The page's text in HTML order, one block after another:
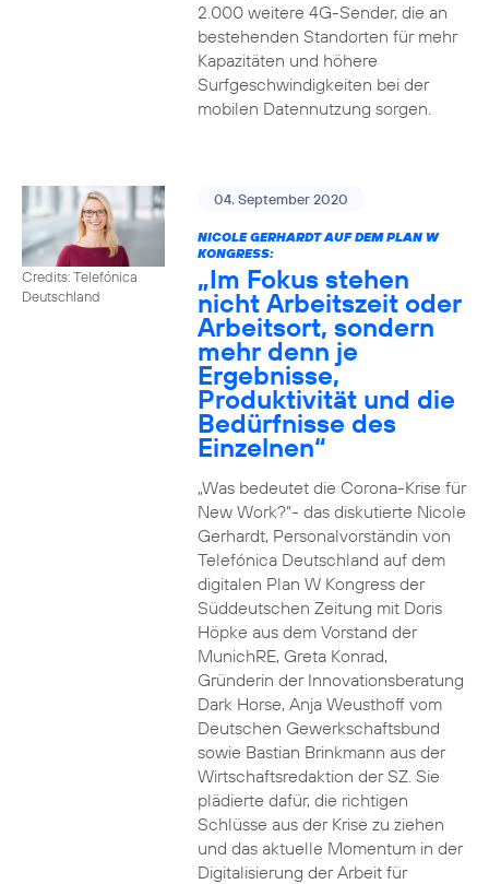
2.000 weitere 4G-Sender, die an
bestehenden Standorten für mehr
Kapazitäten und höhere
Surfgeschwindigkeiten bei der
mobilen Datennutzung sorgen.
Credits: Telefónica
Deutschland
04. September 2020
NICOLE GERHARDT AUF DEM PLAN W
KONGRESS:
„Im Fokus stehen
nicht Arbeitszeit oder
Arbeitsort, sondern
mehr denn je
Ergebnisse,
Produktivität und die
Bedürfnisse des
Einzelnen“
„Was bedeutet die Corona-Krise für
New Work?“- das diskutierte Nicole
Gerhardt, Personalvorständin von
Telefónica Deutschland auf dem
digitalen Plan W Kongress der
Süddeutschen Zeitung mit Doris
Höpke aus dem Vorstand der
MunichRE, Greta Konrad,
Gründerin der Innovationsberatung
Dark Horse, Anja Weusthoff vom
Deutschen Gewerkschaftsbund
sowie Bastian Brinkmann aus der
Wirtschaftsredaktion der SZ. Sie
plädierte dafür, die richtigen
Schlüsse aus der Krise zu ziehen
und das aktuelle Momentum in der
Digitalisierung der Arbeit für